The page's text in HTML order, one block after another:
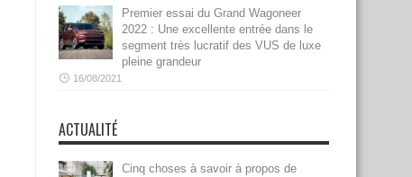
Premier essai du Grand Wagoneer
2022 : Une excellente entrée dans le
segment très lucratif des VUS de luxe
pleine grandeur
16/08/2021
ACTUALITÉ
Cinq choses à savoir à propos de